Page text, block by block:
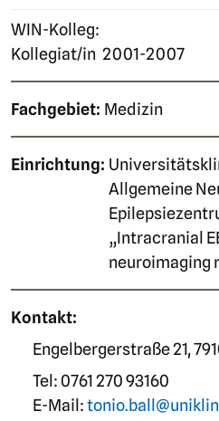
WIN-Kolleg:
Kollegiat/in 2001-2007
Fachgebiet: Medizin
Einrichtung:
Allgemeine
„Intracranial
neuroimaging
Kontakt:
Engelbergerstraße 21,
Tel: 0761 270 93160
E-Mail: